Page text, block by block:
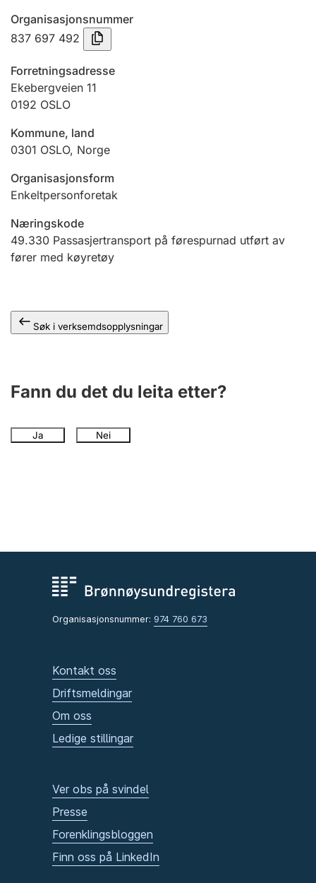
Tinglysing
Jeger
Betaling og jegeravgiftskort
Ektepaktrettleiaren
Andre tema
Organisasjonsnummer
837 697 492
Forretningsadresse
Ekebergveien 11
0192 OSLO
Kommune, land
0301 OSLO, Norge
Organisasjonsform
Enkeltpersonforetak
Næringskode
49.330 Passasjertransport på førespurnad utført av
fører med køyretøy
Søk i verksemdsopplysningar
Fann du det du leita etter?
Ja Nei
Organisasjonsnummer: 974 760 673
Kontakt oss
Driftsmeldingar
Om oss
Ledige stillingar
Ver obs på svindel
Presse
Forenklingsbloggen
Finn oss på LinkedIn